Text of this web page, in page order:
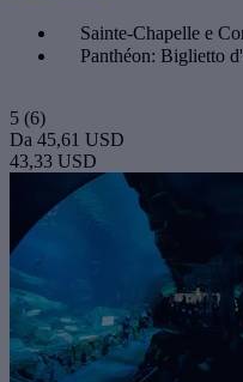
Sainte-Chapelle e
Panthéon: Biglietto
5 (6)
Da 45,61 USD
43,33 USD